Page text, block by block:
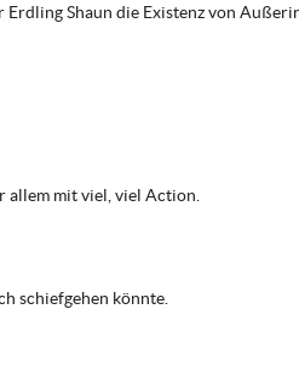
Shaun die Existenz von
mit viel, viel Action.
schiefgehen könnte.